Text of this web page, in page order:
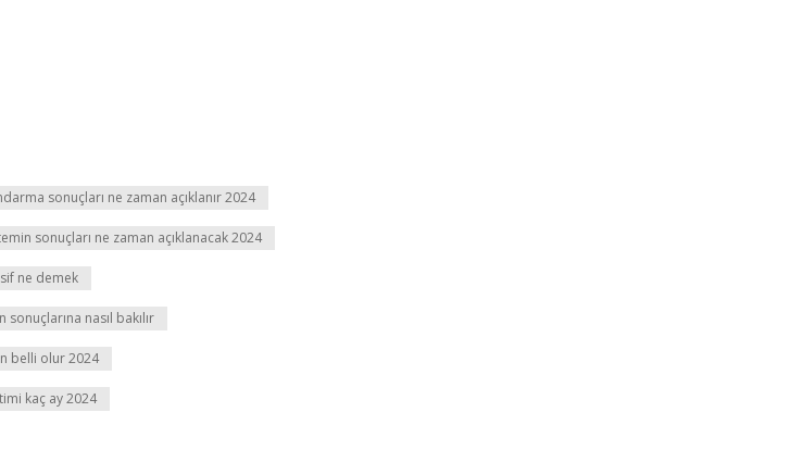
sonuçları ne zaman açıklanır 2024
sonuçları ne zaman açıklanacak 2024
ne demek
nasıl bakılır
belli olur 2024
kaç ay 2024